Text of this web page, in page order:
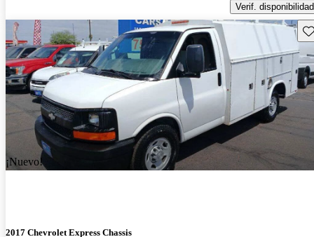
Verif. disponibilidad
¡Nuevo!
2017 Chevrolet Express Chassis